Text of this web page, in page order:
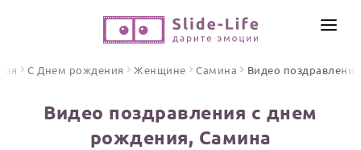
ПО ФОРМАТУ
ИНСТРУМЕНТЫ
С Днем рождения Женщине Самина Видео поздравления
Видео поздравления с днем
рождения, Самина